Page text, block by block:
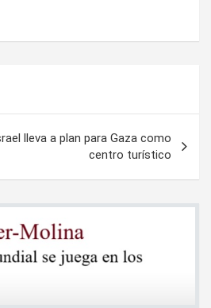
lleva a plan para Gaza como
centro turístico